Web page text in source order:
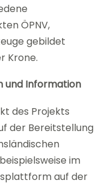
ÖPNV,
gebildet
Krone.
und Information
des Projekts
der Bereitstellung
im
auf der